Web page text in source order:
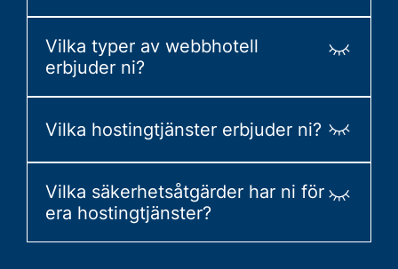
telefon, e-post eller vår webbplats för hjälp
med dina hostingtjänster.
Vilka typer av webbhotell
erbjuder ni?
inklusive delat webbhotell, VPS och
Vilka hostingtjänster erbjuder ni?
och molntjänster med hög tillgänglighet och
prestanda.
Vilka säkerhetsåtgärder har ni för
era hostingtjänster?